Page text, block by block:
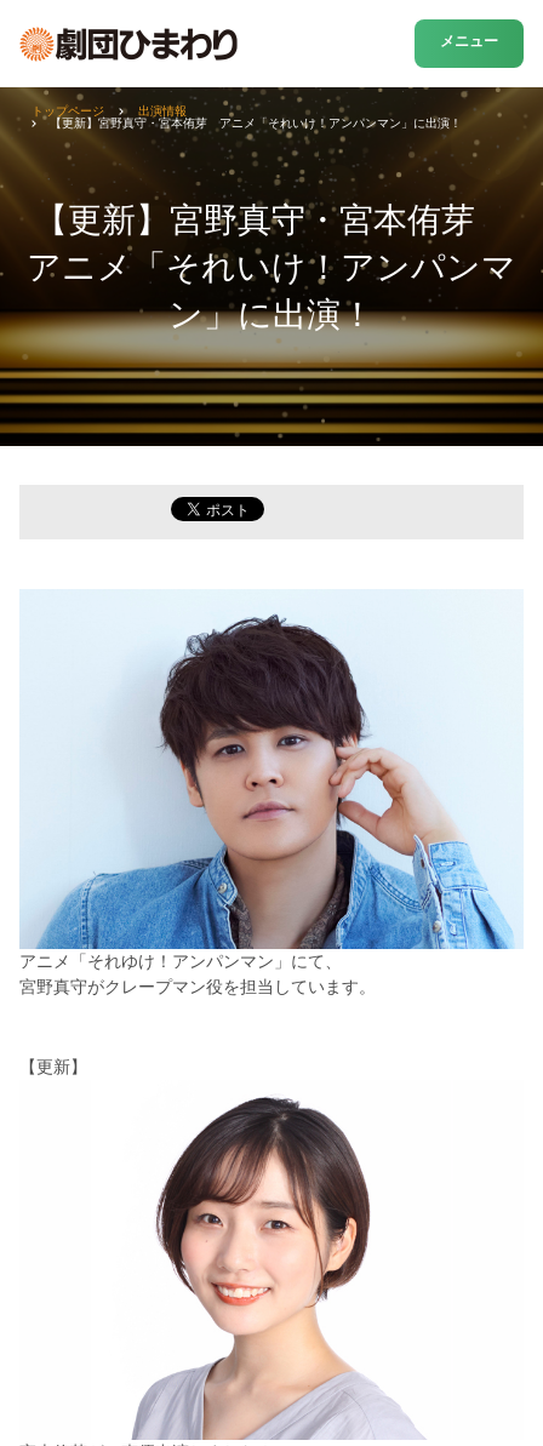
メニュー
【更新】宮野真守・宮本侑芽
アニメ「それいけ！アンパンマ
ン」に出演！
トップページ
出演情報
【更新】宮野真守・宮本侑芽 アニメ「それいけ！アンパンマン」に出演！
アニメ「それゆけ！アンパンマン」にて、
宮野真守がクレープマン役を担当しています。
【更新】